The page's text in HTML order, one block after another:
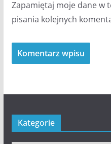
Zapamiętaj moje dane w
pisania kolejnych
Kategorie